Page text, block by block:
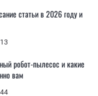
статьи в 2026 году и
робот-пылесос и какие
вам